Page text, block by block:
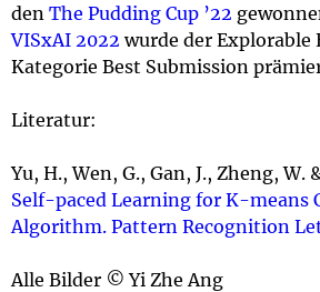
den The Pudding Cup ’22
VISxAI 2022 wurde der Explorable
Kategorie Best Submission
Literatur:
Yu, H., Wen, G., Gan, J., Zheng, W.
Self-paced Learning for K-means
Algorithm. Pattern Recognition
Alle Bilder © Yi Zhe Ang